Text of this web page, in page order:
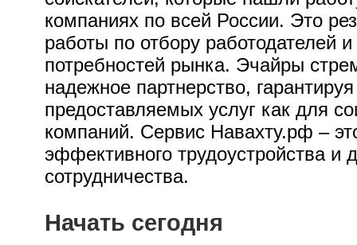
компаниях по всей России. Это
работы по отбору работодателей
потребностей рынка. Эчайры
надежное партнерство,
предоставляемых услуг как для
компаний. Сервис Навахту.рф –
эффективного трудоустройства и
сотрудничества.
Начать сегодня